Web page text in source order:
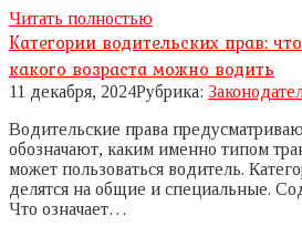
Читать полностью
Категории водительских прав:
какого возраста можно водить
11 декабря, 2024Рубрика:
Водительские права
обозначают, каким именно типом
может пользоваться водитель.
делятся на общие и специальные.
Что означает…